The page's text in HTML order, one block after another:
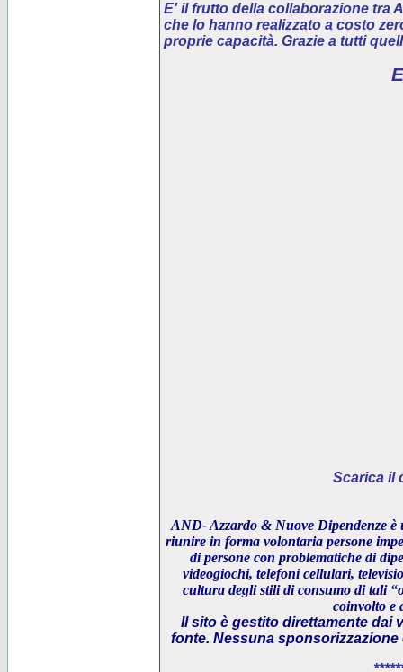
E' ilfrutto della collaborazione tra
che lo hanno realizzato a costo
proprie capacità. Grazie a tutti
Scarica il
AND- Azzardo & Nuove Dipendenze è
riunire in forma volontaria persone
di persone con problematiche di
videogiochi, telefoni cellulari,
cultura degli stili di consumo di tali
coinvolto e
Il sito è gestito direttamente dai
fonte. Nessuna